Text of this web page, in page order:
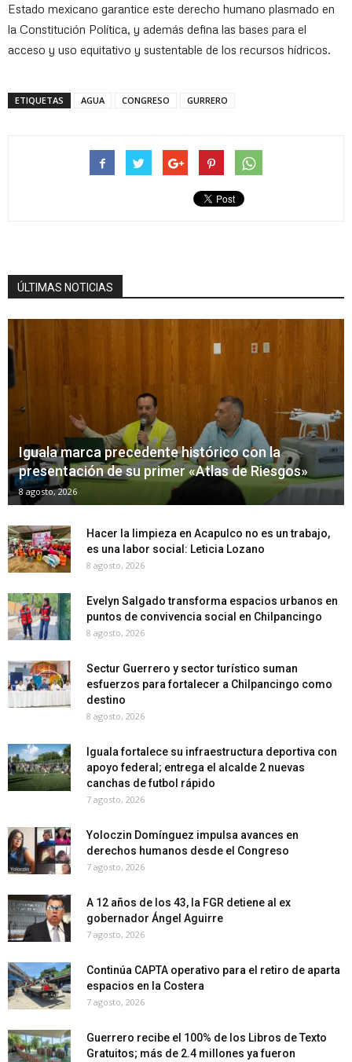
Estado mexicano garantice este derecho humano plasmado en
la Constitución Política, y además defina las bases para el
acceso y uso equitativo y sustentable de los recursos hídricos.
ETIQUETAS AGUA CONGRESO GURRERO
ÚLTIMAS NOTICIAS
Iguala marca precedente histórico con la
presentación de su primer «Atlas de Riesgos»
8 agosto, 2026
Hacer la limpieza en Acapulco no es un trabajo,
es una labor social: Leticia Lozano
8 agosto, 2026
Evelyn Salgado transforma espacios urbanos en
puntos de convivencia social en Chilpancingo
8 agosto, 2026
Sectur Guerrero y sector turístico suman
esfuerzos para fortalecer a Chilpancingo como
destino
8 agosto, 2026
Iguala fortalece su infraestructura deportiva con
apoyo federal; entrega el alcalde 2 nuevas
canchas de futbol rápido
7 agosto, 2026
Yoloczin Domínguez impulsa avances en
derechos humanos desde el Congreso
7 agosto, 2026
A 12 años de los 43, la FGR detiene al ex
gobernador Ángel Aguirre
7 agosto, 2026
Continúa CAPTA operativo para el retiro de aparta
espacios en la Costera
7 agosto, 2026
Guerrero recibe el 100% de los Libros de Texto
Gratuitos; más de 2.4 millones ya fueron